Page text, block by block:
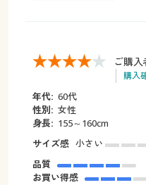
ご購入
購入
年代: 60代
性別: 女性
身長: 155～160cm
サイズ感 小さい
品質
お買い得感